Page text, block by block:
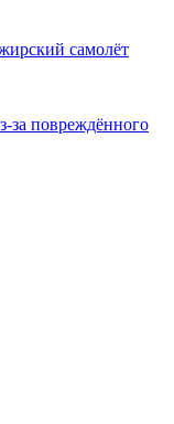
самолёт
за повреждённого